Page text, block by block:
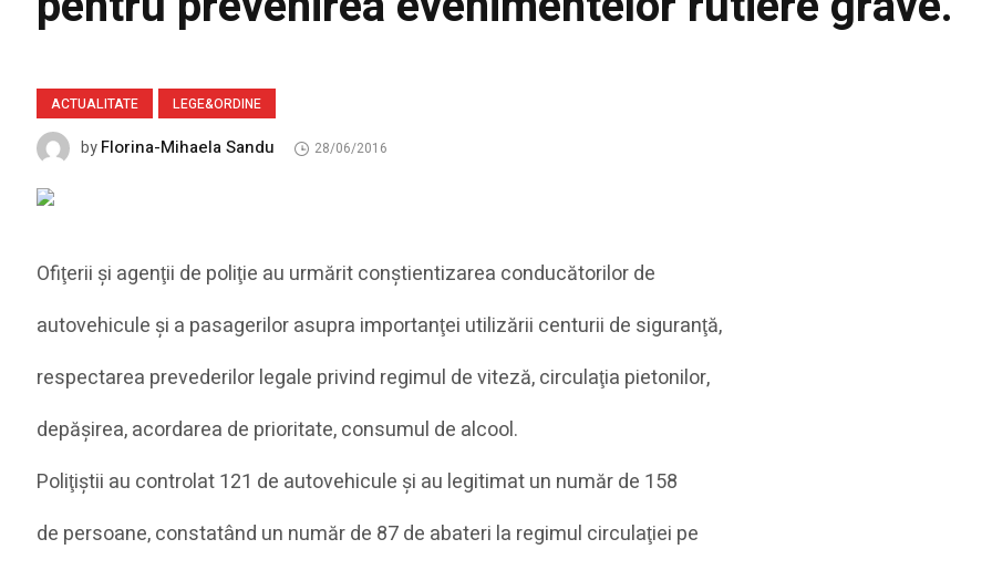
ACTUALITATE LEGE&ORDINE
byFlorina-Mihaela Sandu 28/06/2016
Ofiţerii şi agenţii de poliţie au urmărit conştientizarea conducătorilor de
autovehicule şi a pasagerilor asupra importanţei utilizării centurii de siguranţă,
respectarea prevederilor legale privind regimul de viteză, circulaţia pietonilor,
depăşirea, acordarea de prioritate, consumul de alcool.
Poliţiştii au controlat 121 de autovehicule şi au legitimat un număr de 158
de persoane, constatând un număr de 87 de abateri la regimul circulaţiei pe